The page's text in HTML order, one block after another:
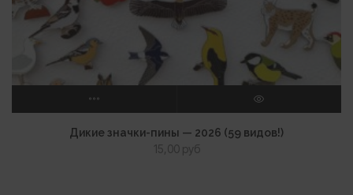
ВЫБЕРИТЕ ПАРАМЕТРЫ ПРОСМОТР
Дикие значки-пины — 2026 (59 видов!)
15,00 руб